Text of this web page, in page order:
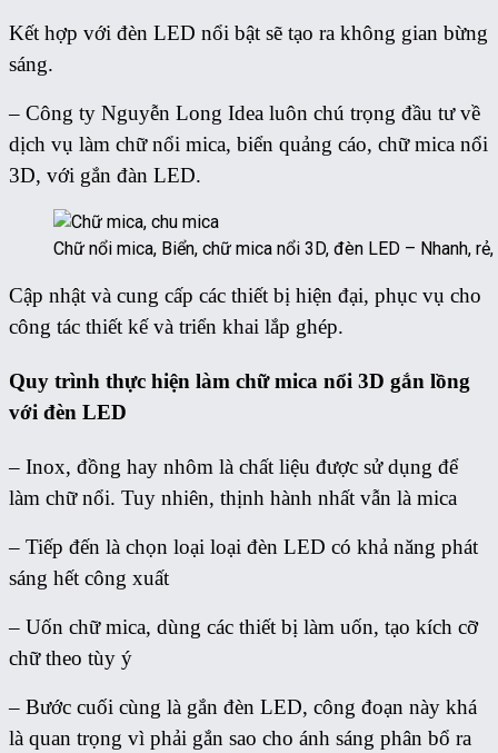
Kết hợp với đèn LED nổi bật sẽ tạo ra không gian bừng
sáng.
– Công ty Nguyễn Long Idea luôn chú trọng đầu tư về
dịch vụ làm chữ nổi mica, biển quảng cáo, chữ mica nổi
3D, với gắn đàn LED.
Chữ nổi mica, Biển, chữ mica nổi 3D, đèn LED – Nhanh,
Cập nhật và cung cấp các thiết bị hiện đại, phục vụ cho
công tác thiết kế và triển khai lắp ghép.
Quy trình thực hiện làm chữ mica nổi 3D gắn lồng
với đèn LED
– Inox, đồng hay nhôm là chất liệu được sử dụng để
làm chữ nổi. Tuy nhiên, thịnh hành nhất vẫn là mica
– Tiếp đến là chọn loại loại đèn LED có khả năng phát
sáng hết công xuất
– Uốn chữ mica, dùng các thiết bị làm uốn, tạo kích cỡ
chữ theo tùy ý
– Bước cuối cùng là gắn đèn LED, công đoạn này khá
là quan trọng vì phải gắn sao cho ánh sáng phân bổ ra